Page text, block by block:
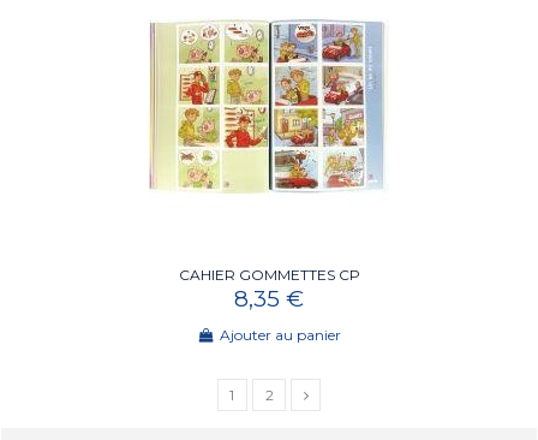
CAHIER GOMMETTES CP
8,35 €
Ajouter au panier
1 2